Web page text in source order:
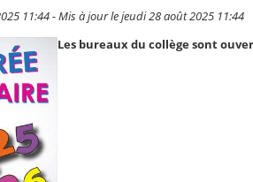
11:44 - Mis à jour le jeudi 28 août 2025 11:44
Les bureaux du collège sont